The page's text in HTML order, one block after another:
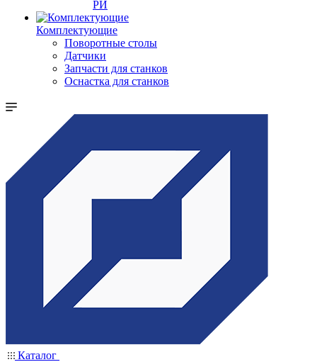
РИ
Комплектующие
Поворотные столы
Датчики
Запчасти для станков
Оснастка для станков
Каталог